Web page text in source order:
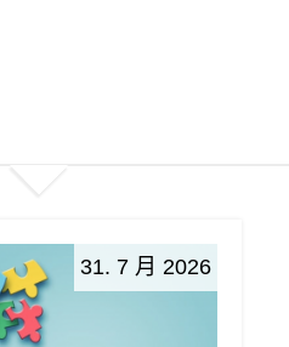
31. 7 月 2026